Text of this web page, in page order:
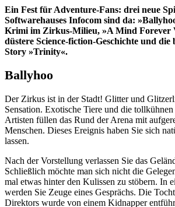
Ein Fest für Adventure-Fans: drei neue
Softwarehauses Infocom sind da:
Krimi im Zirkus-Milieu, »A Mind Forever
düstere Science-fiction-Geschichte und die
Story »Trinity«.
Ballyhoo
Der Zirkus ist in der Stadt! Glitter und
Sensation. Exotische Tiere und die
Artisten füllen das Rund der Arena mit
Menschen. Dieses Ereignis haben Sie sich
lassen.
Nach der Vorstellung verlassen Sie das
Schließlich möchte man sich nicht die
mal etwas hinter den Kulissen zu stöbern. In
werden Sie Zeuge eines Gesprächs. Die
Direktors wurde von einem Kidnapper